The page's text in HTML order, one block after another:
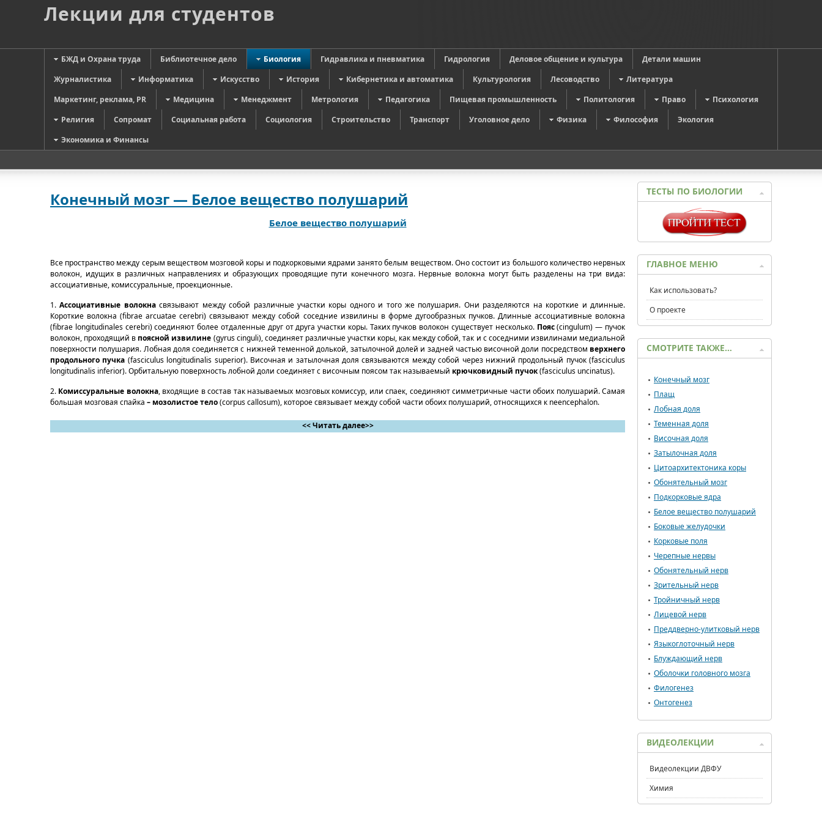
Лекции для студентов
БЖД и Охрана труда Библиотечное дело Биология Гидравлика и пневматика Гидрология Деловое общение и культура
Детали машин
Журналистика
Информатика Искусство История Кибернетика и автоматика Культурология Лесоводство
Литература
Маркетинг, реклама, PR
Медицина Менеджмент Метрология Педагогика Пищевая промышленность Политология Право
Психология
Религия
Сопромат Социальная работа Социология Строительство Транспорт Уголовное дело Физика Философия
Экология
Экономика и Финансы
Конечный мозг — Белое вещество полушарий
Белое вещество полушарий
Все пространство между серым веществом мозговой коры и подкорковыми ядрами занято белым веществом. Оно состоит из большого количество нервных
волокон, идущих в различных направлениях и образующих проводящие пути конечного мозга. Нервные волокна могут быть разделены на три вида:
ассоциативные, комиссуральные, проекционные.
1.Ассоциативные волокнасвязывают между собой различные участки коры одного и того же полушария. Они разделяются на короткие и длинные.
Короткие волокна (fibrae arcuatae cerebri) связывают между собой соседние извилины в форме дугообразных пучков. Длинные ассоциативные волокна
(fibrae longitudinales cerebri) соединяют более отдаленные друг от друга участки коры. Таких пучков волокон существует несколько. Пояс(cingulum) — пучок
волокон, проходящий в поясной извилине (gyrus cinguli), соединяет различные участки коры, как между собой, так и с соседними извилинами медиальной
поверхности полушария. Лобная доля соединяется с нижней теменной долькой, затылочной долей и задней частью височной доли посредством верхнего
продольного пучка (fasciculus longitudinalis superior). Височная и затылочная доля связываются между собой через нижний продольный пучок (fasciculus
longitudinalis inferior). Орбитальную поверхность лобной доли соединяет с височным поясом так называемый крючковидный пучок(fasciculus uncinatus).
2. Комиссуральные волокна, входящие в состав так называемых мозговых комиссур, или спаек, соединяют симметричные части обоих полушарий. Самая
большая мозговая спайка – мозолистое тело(corpus callosum), которое связывает между собой части обоих полушарий, относящихся к neencephаlon.
<< Читать далее>>
ТЕСТЫ ПО БИОЛОГИИ
ГЛАВНОЕ МЕНЮ
Как использовать?
О проекте
СМОТРИТЕ ТАКЖЕ…
Конечный мозг
Плащ
Лобная доля
Теменная доля
Височная доля
Затылочная доля
Цитоархитектоника коры
Обонятельный мозг
Подкорковые ядра
Белое вещество полушарий
Боковые желудочки
Корковые поля
Черепные нервы
Обонятельный нерв
Зрительный нерв
Тройничный нерв
Лицевой нерв
Преддверно-улитковый нерв
Языкоглоточный нерв
Блуждающий нерв
Оболочки головного мозга
Филогенез
Онтогенез
ВИДЕОЛЕКЦИИ
Видеолекции ДВФУ
Химия